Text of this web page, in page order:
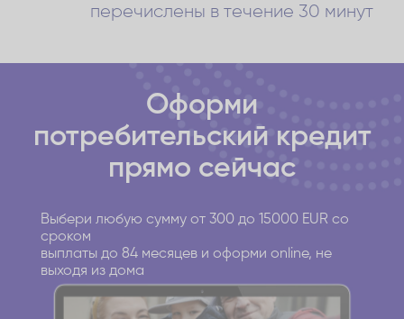
перечислены в течение 30 минут
Оформи
потребительский кредит
прямо сейчас
Выбери любую сумму от 300 до 15000 EUR со
сроком
выплаты до 84 месяцев и оформи online, не
выходя из дома